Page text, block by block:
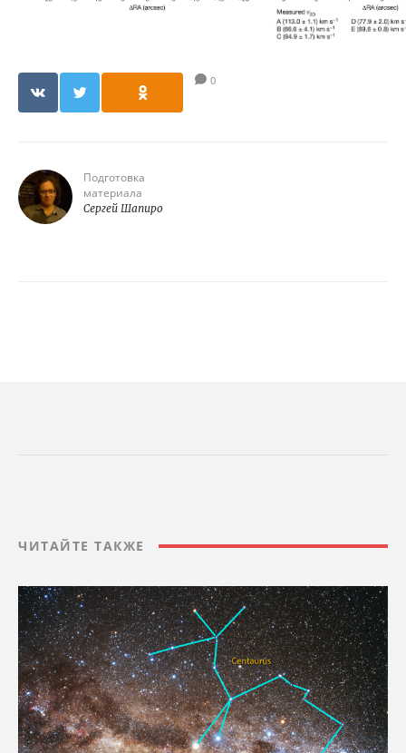
0
Подготовка
материала
Сергей Шапиро
ЧИТАЙТЕ ТАКЖЕ